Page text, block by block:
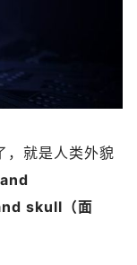
，就是人类外貌
skull（面